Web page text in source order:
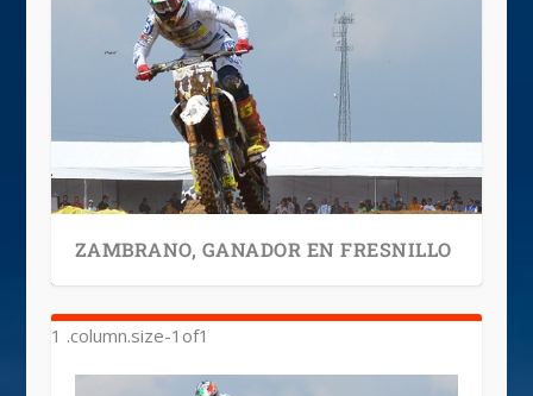
ZAMBRANO, GANADOR EN FRESNILLO